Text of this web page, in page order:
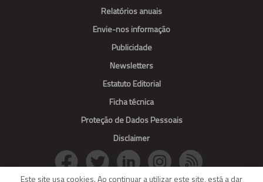
Relatórios anuais
Envie-nos informação
Publicidade
Newsletters
Estatuto Editorial
Ficha técnica
Proteção de Dados Pessoais
Disclaimer
Este site usa cookies. Ao continuar a utilizar este site, está a dar